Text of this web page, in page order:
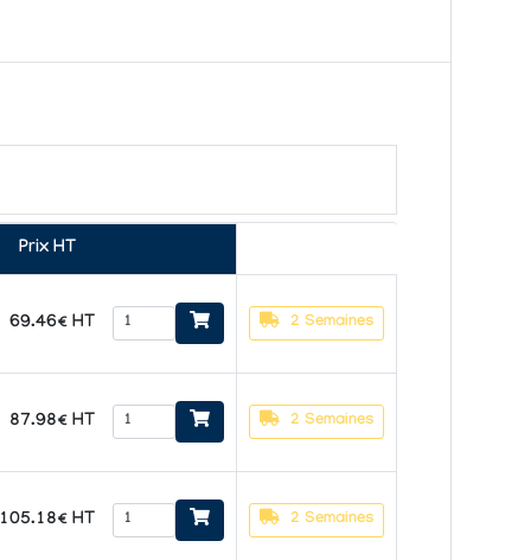
Prix HT
69.46€ HT 2 Semaines
87.98€ HT 2 Semaines
105.18€ HT 2 Semaines